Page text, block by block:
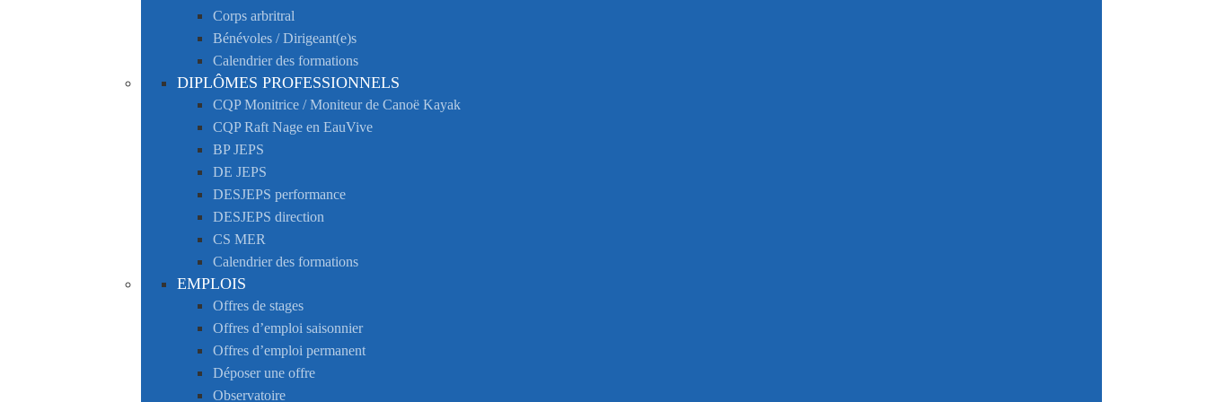
Corps arbritral
Bénévoles / Dirigeant(e)s
Calendrier des formations
DIPLÔMES PROFESSIONNELS
CQP Monitrice / Moniteur de Canoë Kayak
CQP Raft Nage en EauVive
BP JEPS
DE JEPS
DESJEPS performance
DESJEPS direction
CS MER
Calendrier des formations
EMPLOIS
Offres de stages
Offres d’emploi saisonnier
Offres d’emploi permanent
Déposer une offre
Observatoire